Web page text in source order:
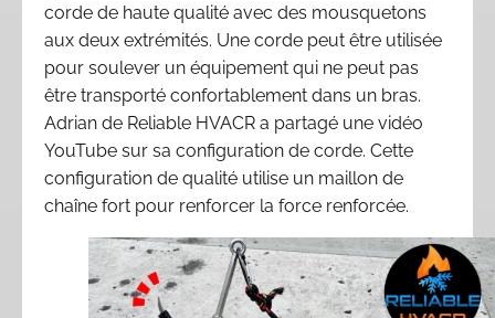
corde de haute qualité avec des mousquetons
aux deux extrémités. Une corde peut être utilisée
pour soulever un équipement qui ne peut pas
être transporté confortablement dans un bras.
Adrian de Reliable HVACR a partagé une vidéo
YouTube sur sa configuration de corde. Cette
configuration de qualité utilise un maillon de
chaîne fort pour renforcer la force renforcée.